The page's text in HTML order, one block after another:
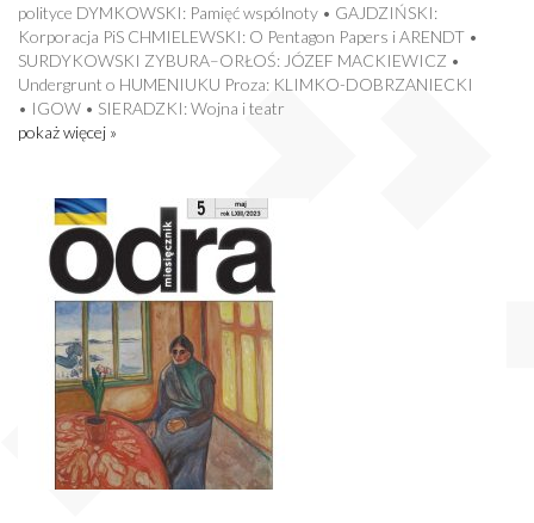
polityce DYMKOWSKI: Pamięć wspólnoty • GAJDZIŃSKI:
Korporacja PiS CHMIELEWSKI: O Pentagon Papers i ARENDT •
SURDYKOWSKI ZYBURA–ORŁOŚ: JÓZEF MACKIEWICZ •
Undergrunt o HUMENIUKU Proza: KLIMKO-DOBRZANIECKI
• IGOW • SIERADZKI: Wojna i teatr
pokaż więcej »